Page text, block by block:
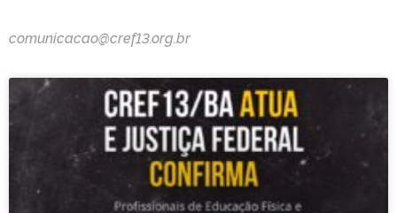
comunicacao@cref13.org.br